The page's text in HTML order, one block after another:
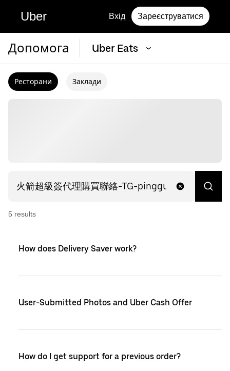
Uber Вхід Зареєструватися
Допомога Uber Eats
Ресторани Заклади
5 results
How does Delivery Saver work?
User-Submitted Photos and Uber Cash Offer
How do I get support for a previous order?